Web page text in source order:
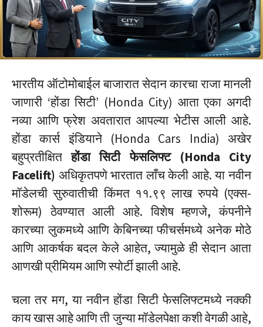
भारतीय ऑटोमोबाईल बाजारात सेदान कारचा राजा मानली
जाणारी ‘होंडा सिटी’ (Honda City) आता एका अगदी
नव्या आणि फ्रेश अवतारात आपल्या भेटीस आली आहे.
होंडा कार्स इंडियाने (Honda Cars India) अखेर
बहुप्रतीक्षितहोंडा सिटी फेसलिफ्ट (Honda City
Facelift) अधिकृतपणे भारतात लाँच केली आहे. या नवीन
मॉडेलची सुरुवातीची किंमत ११.९९ लाख रुपये (एक्स-
शोरूम) ठेवण्यात आली आहे. विशेष म्हणजे, कंपनीने
कारच्या लुकमध्ये आणि केबिनच्या फीचर्समध्ये अनेक मोठे
आणि आकर्षक बदल केले आहेत, ज्यामुळे ही सेदान आता
आणखी प्रीमियम आणि स्पोर्टी झाली आहे.
चला तर मग, या नवीन होंडा सिटी फेसलिफ्टमध्ये नक्की
काय खास आहे आणि ती जुन्या मॉडेलपेक्षा कशी वेगळी आहे,